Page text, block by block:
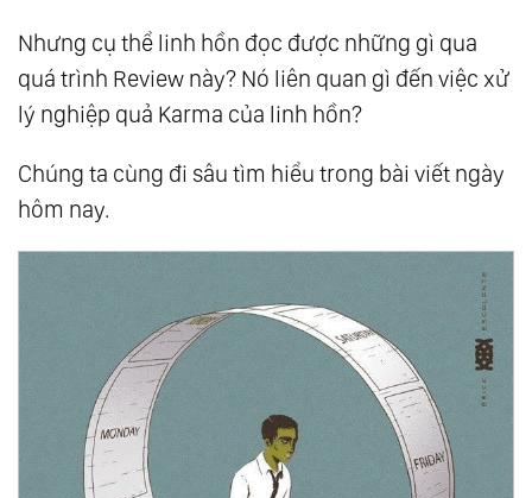
32.The Law Of One - Tổ Hợp Tâm - Thân - Trí.
Ngôi Đền Của Tạo Hóa
33.
Ăn Uống Như Thế Nào Để Có Sức Khỏe
Tốt? Hướng Dẫn Tự Lập Kế Hoạch Ăn Uống
Của Bạn!
34.Hướng Dẫn Cách Tăng/ Giảm Cân, Chữa
The Law Of One - Bản Chất Của Không -
Thời Gian - Tất Cả Sự Tồn Tại Đều Là Một!
The Law Of One - Cái Chết Là Gì? Bí Mật
Của Thiên Đàng Và Địa Ngục
The Law Of One - Thế Giới Linh Hồn - Sự
Nhưng cụ thể linh hồn đọc được những gì qua
quá trình Review này? Nó liên quan gì đến việc xử
lý nghiệp quả Karma của linh hồn?
Chúng ta cùng đi sâu tìm hiểu trong bài viết ngày
hôm nay.